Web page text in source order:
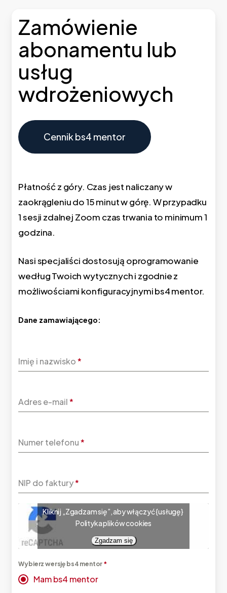
main
content
Zamówienie
abonamentu lub
usług
wdrożeniowych
Cennik bs4 mentor
Płatność z góry. Czas jest naliczany w
zaokrągleniu do 15 minut w górę. W przypadku
1 sesji zdalnej Zoom czas trwania to minimum 1
godzina.
Nasi specjaliści dostosują oprogramowanie
według Twoich wytycznych i zgodnie z
możliwościami konfiguracyjnymi bs4 mentor.
Dane zamawiającego:
Imię i nazwisko*
Adres e-mail*
Numer telefonu*
NIP do faktury*
Kliknij „Zgadzam się”, aby włączyć {usługę}
Polityka plików cookies
Zgadzam się
Wybierz wersję bs4 mentor *
Mam bs4 mentor